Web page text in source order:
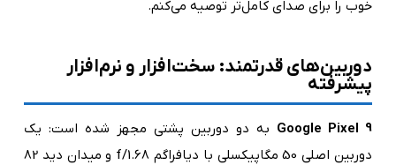
خوب را برای صدای کامل‌تر توصیه می‌کنم.
دوربین‌های قدرتمند: سخت‌افزار و نرم‌افزار
پیشرفته
Google Pixel 9 به دو دوربین پشتی مجهز شده است: یک
دوربین اصلی 50 مگاپیکسلی با دیافراگم f/1.68 و میدان دید 82